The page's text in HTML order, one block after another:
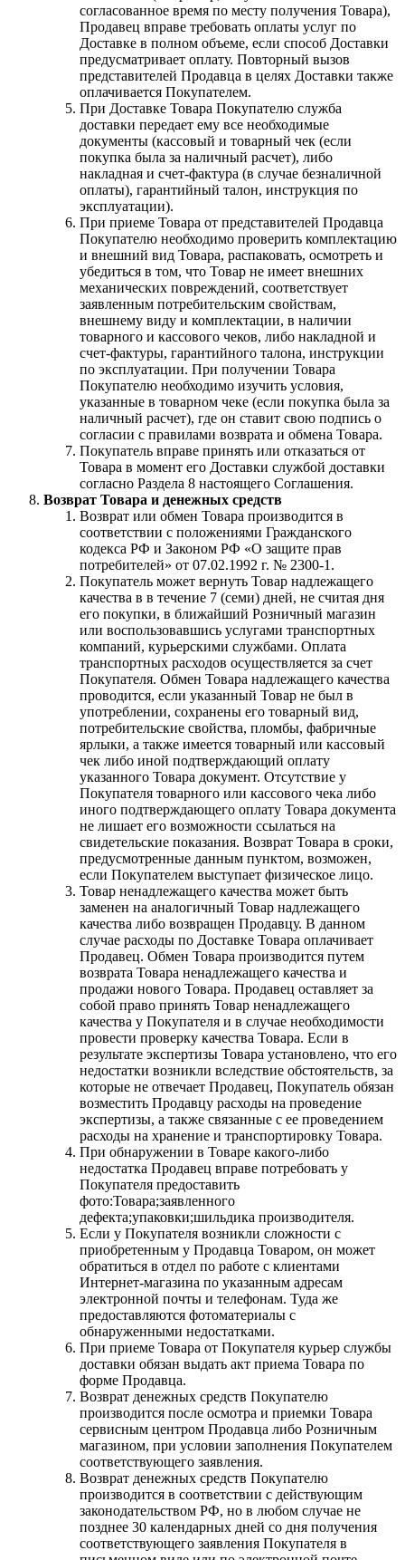
согласованное время по месту получения Товара),
Продавец вправе требовать оплаты услуг по
Доставке в полном объеме, если способ Доставки
предусматривает оплату. Повторный вызов
представителей Продавца в целях Доставки также
оплачивается Покупателем.
При Доставке Товара Покупателю служба
доставки передает ему все необходимые
документы (кассовый и товарный чек (если
покупка была за наличный расчет), либо
накладная и счет-фактура (в случае безналичной
оплаты), гарантийный талон, инструкция по
эксплуатации).
При приеме Товара от представителей Продавца
Покупателю необходимо проверить комплектацию
и внешний вид Товара, распаковать, осмотреть и
убедиться в том, что Товар не имеет внешних
механических повреждений, соответствует
заявленным потребительским свойствам,
внешнему виду и комплектации, в наличии
товарного и кассового чеков, либо накладной и
счет-фактуры, гарантийного талона, инструкции
по эксплуатации. При получении Товара
Покупателю необходимо изучить условия,
указанные в товарном чеке (если покупка была за
наличный расчет), где он ставит свою подпись о
согласии с правилами возврата и обмена Товара.
Покупатель вправе принять или отказаться от
Товара в момент его Доставки службой доставки
согласно Раздела 8 настоящего Соглашения.
Возврат Товара и денежных средств
Возврат или обмен Товара производится в
соответствии с положениями Гражданского
кодекса РФ и Законом РФ «О защите прав
потребителей» от 07.02.1992 г. № 2300-1.
Покупатель может вернуть Товар надлежащего
качества в в течение 7 (семи) дней, не считая дня
его покупки, в ближайший Розничный магазин
или воспользовавшись услугами транспортных
компаний, курьерскими службами. Оплата
транспортных расходов осуществляется за счет
Покупателя. Обмен Товара надлежащего качества
проводится, если указанный Товар не был в
употреблении, сохранены его товарный вид,
потребительские свойства, пломбы, фабричные
ярлыки, а также имеется товарный или кассовый
чек либо иной подтверждающий оплату
указанного Товара документ. Отсутствие у
Покупателя товарного или кассового чека либо
иного подтверждающего оплату Товара документа
не лишает его возможности ссылаться на
свидетельские показания. Возврат Товара в сроки,
предусмотренные данным пунктом, возможен,
если Покупателем выступает физическое лицо.
Товар ненадлежащего качества может быть
заменен на аналогичный Товар надлежащего
качества либо возвращен Продавцу. В данном
случае расходы по Доставке Товара оплачивает
Продавец. Обмен Товара производится путем
возврата Товара ненадлежащего качества и
продажи нового Товара. Продавец оставляет за
собой право принять Товар ненадлежащего
качества у Покупателя и в случае необходимости
провести проверку качества Товара. Если в
результате экспертизы Товара установлено, что его
недостатки возникли вследствие обстоятельств, за
которые не отвечает Продавец, Покупатель обязан
возместить Продавцу расходы на проведение
экспертизы, а также связанные с ее проведением
расходы на хранение и транспортировку Товара.
При обнаружении в Товаре какого-либо
недостатка Продавец вправе потребовать у
Покупателя предоставить
фото:Товара;заявленного
дефекта;упаковки;шильдика производителя.
Если у Покупателя возникли сложности с
приобретенным у Продавца Товаром, он может
обратиться в отдел по работе с клиентами
Интернет-магазина по указанным адресам
электронной почты и телефонам. Туда же
предоставляются фотоматериалы с
обнаруженными недостатками.
При приеме Товара от Покупателя курьер службы
доставки обязан выдать акт приема Товара по
форме Продавца.
Возврат денежных средств Покупателю
производится после осмотра и приемки Товара
сервисным центром Продавца либо Розничным
магазином, при условии заполнения Покупателем
соответствующего заявления.
Возврат денежных средств Покупателю
производится в соответствии с действующим
законодательством РФ, но в любом случае не
позднее 30 календарных дней со дня получения
соответствующего заявления Покупателя в